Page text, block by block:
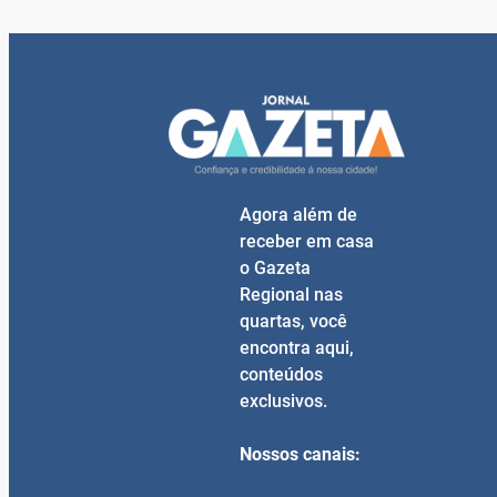
Agora além de
receber em casa
o Gazeta
Regional nas
quartas, você
encontra aqui,
conteúdos
exclusivos.
Nossos canais: